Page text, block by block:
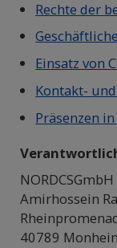
Rechte der
Einsatz von
Kontakt-
Präsenzen
NORDCSGmbH
Amirhossein
40789